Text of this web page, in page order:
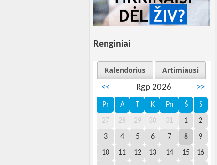
Renginiai
Kalendorius
Artimiausi
<<
Rgp 2026 >>
Pr A T K Pn Š S
27 28 29 30 31 1 2
3 4 5 6 7 8 9
10 11 12 13 14 15 16